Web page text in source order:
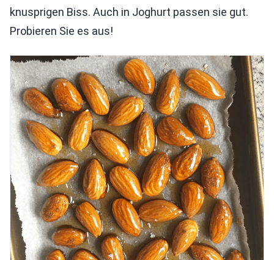
knusprigen Biss. Auch in Joghurt passen sie gut.
Probieren Sie es aus!